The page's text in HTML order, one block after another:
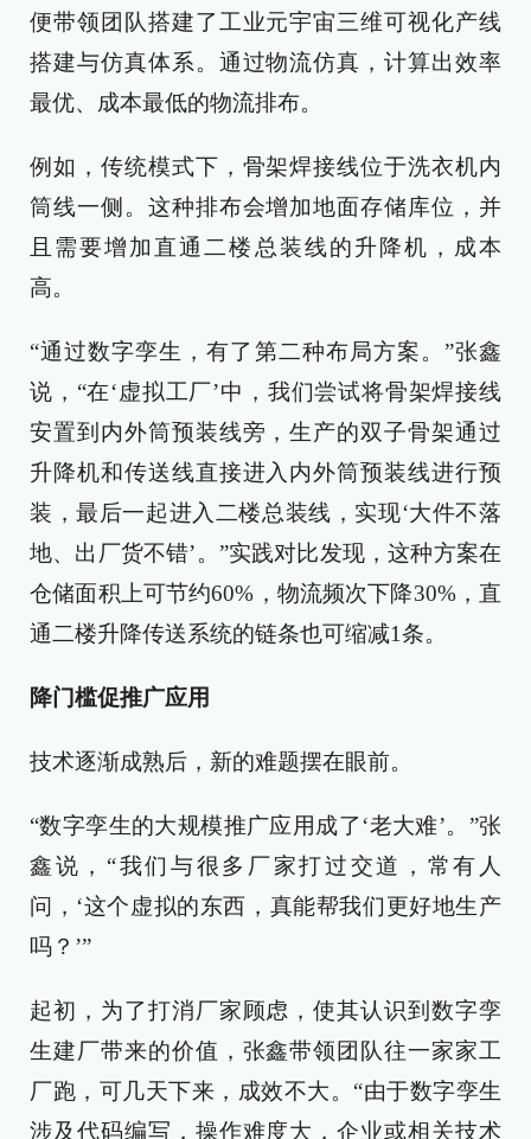
便带领团队搭建了工业元宇宙三维可视化产线
搭建与仿真体系。通过物流仿真，计算出效率
最优、成本最低的物流排布。
例如，传统模式下，骨架焊接线位于洗衣机内
筒线一侧。这种排布会增加地面存储库位，并
且需要增加直通二楼总装线的升降机，成本
高。
“通过数字孪生，有了第二种布局方案。”张鑫
说，“在‘虚拟工厂’中，我们尝试将骨架焊接线
安置到内外筒预装线旁，生产的双子骨架通过
升降机和传送线直接进入内外筒预装线进行预
装，最后一起进入二楼总装线，实现‘大件不落
地、出厂货不错’。”实践对比发现，这种方案在
仓储面积上可节约60%，物流频次下降30%，直
通二楼升降传送系统的链条也可缩减1条。
降门槛促推广应用
技术逐渐成熟后，新的难题摆在眼前。
“数字孪生的大规模推广应用成了‘老大难’。”张
鑫说，“我们与很多厂家打过交道，常有人
问，‘这个虚拟的东西，真能帮我们更好地生产
吗？’”
起初，为了打消厂家顾虑，使其认识到数字孪
生建厂带来的价值，张鑫带领团队往一家家工
厂跑，可几天下来，成效不大。“由于数字孪生
涉及代码编写，操作难度大，企业或相关技术